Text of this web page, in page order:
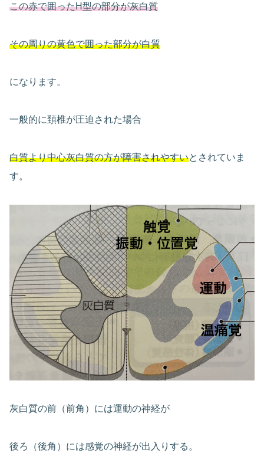
この赤で囲ったH型の部分が灰白質
その周りの黄色で囲った部分が白質
になります。
一般的に頚椎が圧迫された場合
白質より中心灰白質の方が障害されやすいとされていま
す。
灰白質の前（前角）には運動の神経が
後ろ（後角）には感覚の神経が出入りする。